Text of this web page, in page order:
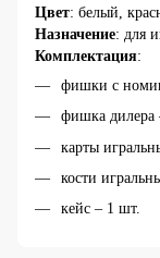
Цвет: белый,
Назначение: для
Комплектация:
фишки с
фишка дилера
карты
кости
кейс – 1 шт.